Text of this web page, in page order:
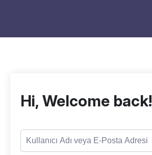
Hi, Welcome back!